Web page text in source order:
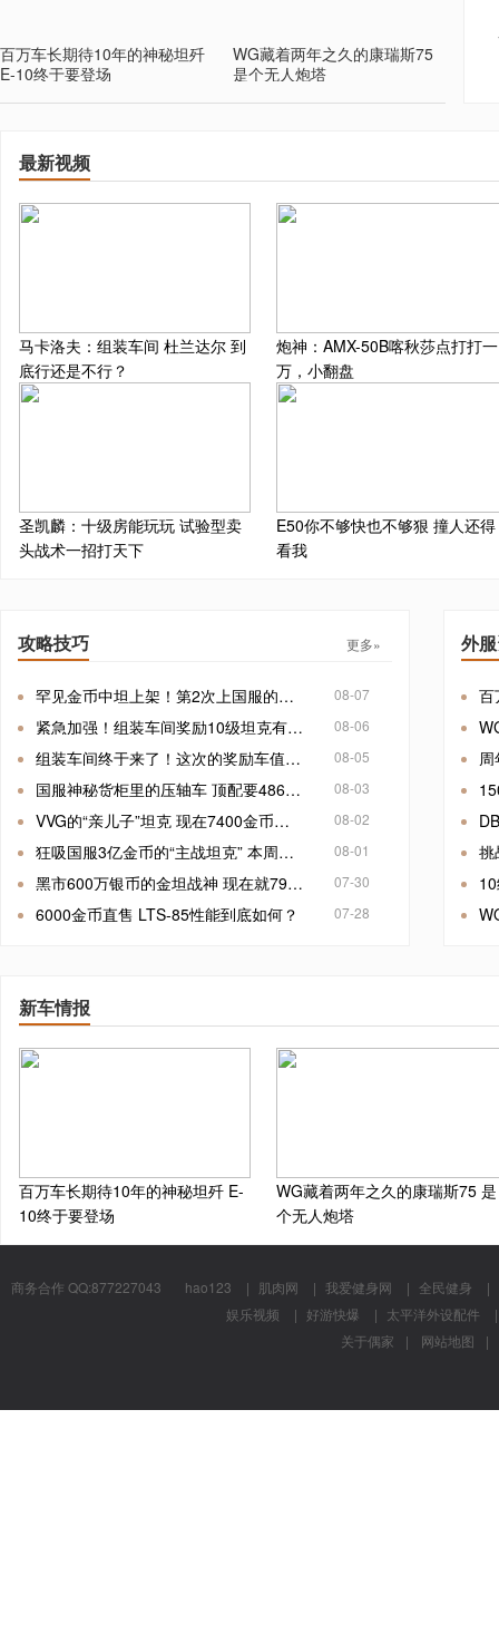
百万车长期待10年的神秘坦歼
E-10终于要登场
WG藏着两年之久的康瑞斯75
是个无人炮塔
最新视频
马卡洛夫：组装车间 杜兰达尔 到
底行还是不行？
炮神：AMX-50B喀秋莎点打打一
万，小翻盘
圣凯麟：十级房能玩玩 试验型卖
头战术一招打天下
E50你不够快也不够狠 撞人还得
看我
更多»
攻略技巧
罕见金币中坦上架！第2次上国服的它能买吗 08-07
紧急加强！组装车间奖励10级坦克有改动 08-06
组装车间终于来了！这次的奖励车值得拿吗 08-05
国服神秘货柜里的压轴车 顶配要486人民币 08-03
VVG的“亲儿子”坦克 现在7400金币能买吗 08-02
狂吸国服3亿金币的“主战坦克” 本周再回归 08-01
黑市600万银币的金坦战神 现在就7900金币 07-30
6000金币直售 LTS-85性能到底如何？ 07-28
外
新车情报
百万车长期待10年的神秘坦歼 E-
10终于要登场
WG藏着两年之久的康瑞斯75 是
个无人炮塔
商务合作 QQ:877227043 hao123 | 肌肉网 | 我爱健身网 | 全民健身
|
娱乐视频
| 好游快爆 | 太平洋外设配件
|
关于偶家
| 网站地图
|